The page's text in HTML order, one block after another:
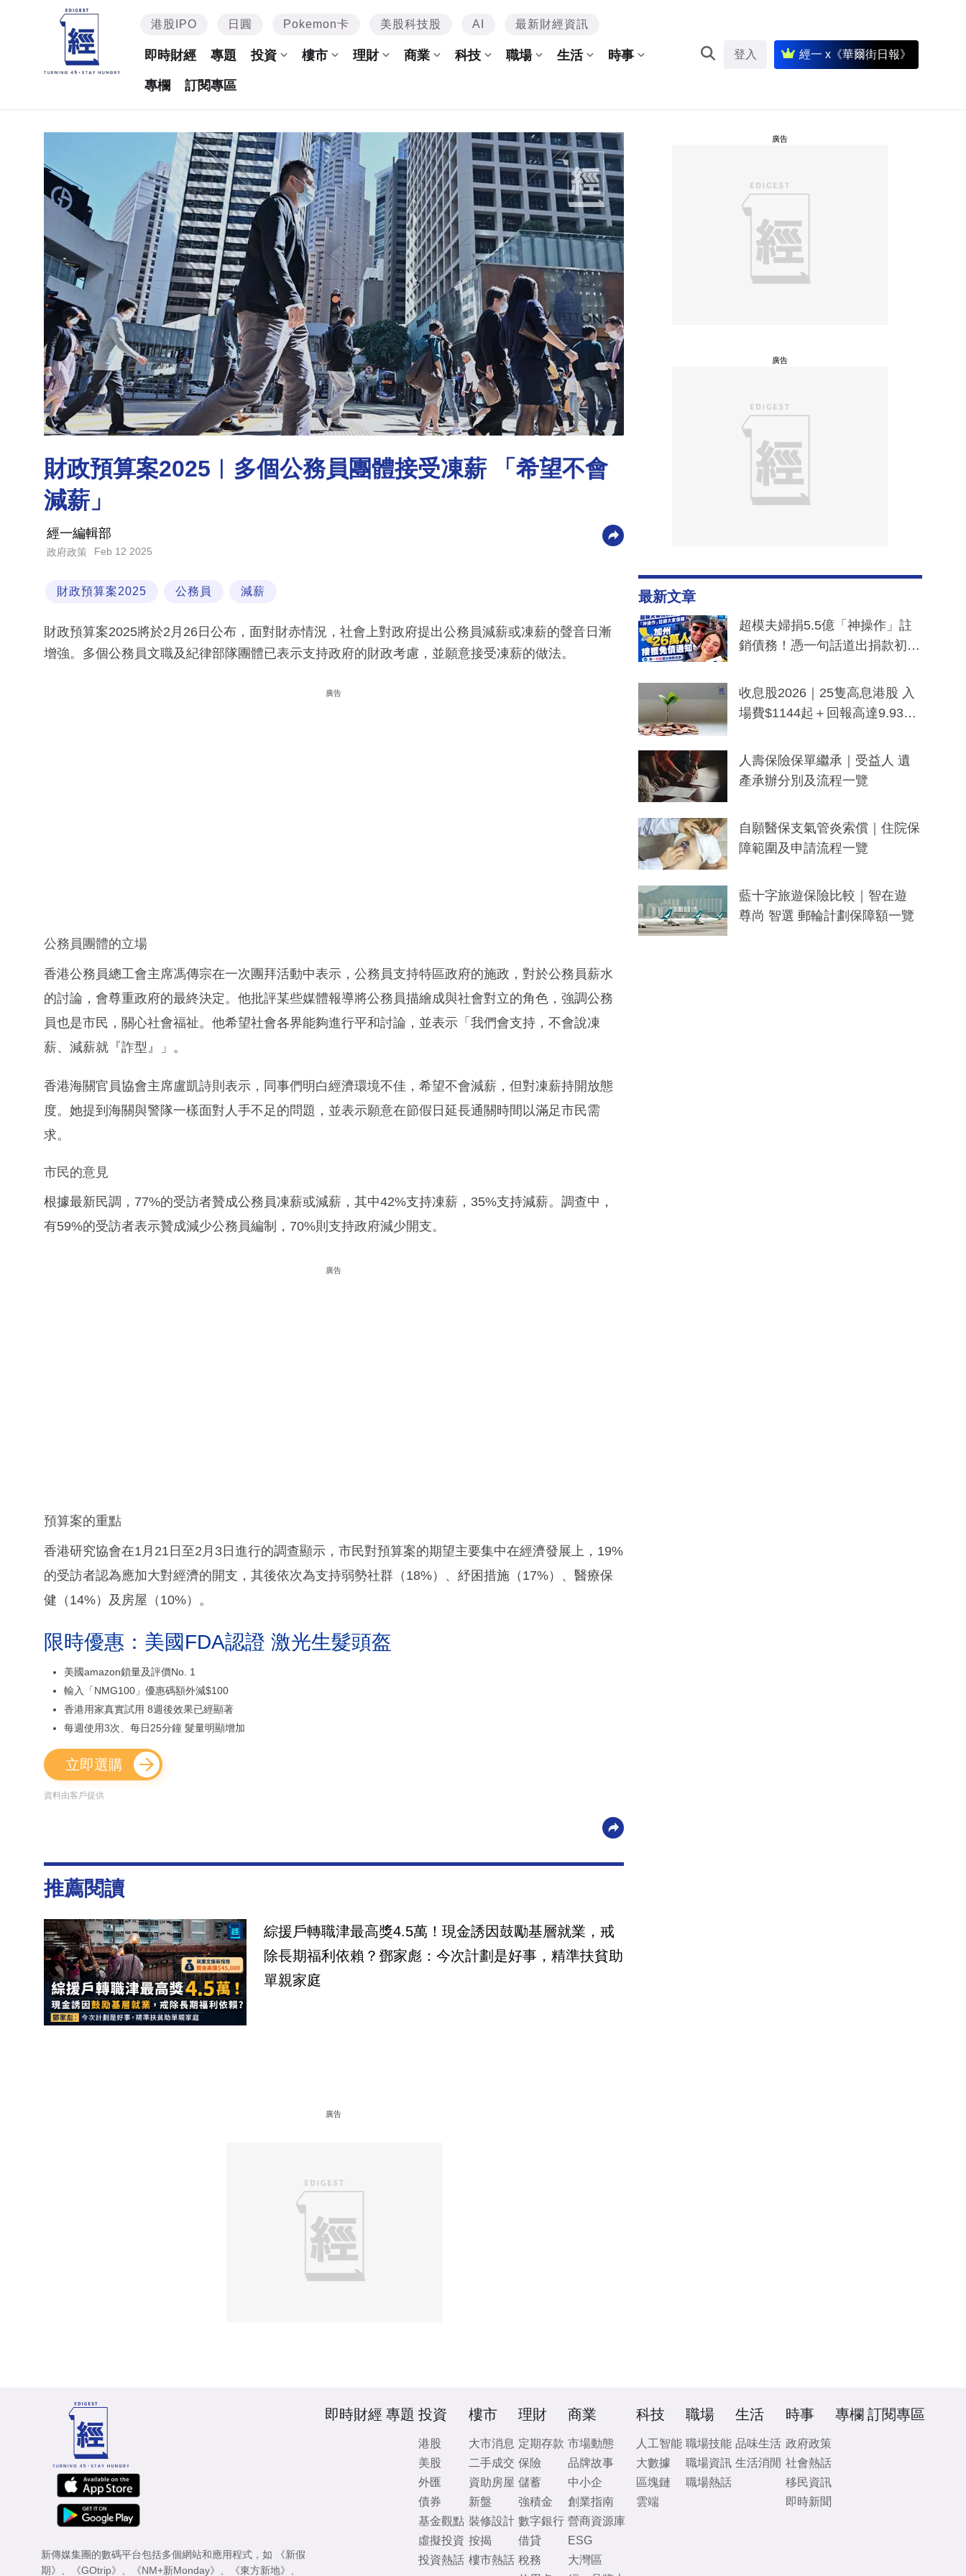
港股IPO 日圓 Pokemon卡 美股科技股 AI 最新財經資訊
即時財經 專題 投資 樓市 理財 商業 科技 職場 生活 時事
專欄 訂閱專區
登入 經一 x《華爾街日報》
財政預算案2025︳多個公務員團體接受凍薪 「希望不會
減薪」
經一編輯部
政府政策 Feb 12 2025
財政預算案2025 公務員 減薪
財政預算案2025將於2月26日公布，面對財赤情況，社會上對政府提出公務員減薪或凍薪的聲音日漸
增強。多個公務員文職及紀律部隊團體已表示支持政府的財政考慮，並願意接受凍薪的做法。
廣告
公務員團體的立場
香港公務員總工會主席馮傳宗在一次團拜活動中表示，公務員支持特區政府的施政，對於公務員薪水
的討論，會尊重政府的最終決定。他批評某些媒體報導將公務員描繪成與社會對立的角色，強調公務
員也是市民，關心社會福祉。他希望社會各界能夠進行平和討論，並表示「我們會支持，不會說凍
薪、減薪就『詐型』」。
香港海關官員協會主席盧凱詩則表示，同事們明白經濟環境不佳，希望不會減薪，但對凍薪持開放態
度。她提到海關與警隊一樣面對人手不足的問題，並表示願意在節假日延長通關時間以滿足市民需
求。
市民的意見
根據最新民調，77%的受訪者贊成公務員凍薪或減薪，其中42%支持凍薪，35%支持減薪。調查中，
有59%的受訪者表示贊成減少公務員編制，70%則支持政府減少開支。
廣告
預算案的重點
香港研究協會在1月21日至2月3日進行的調查顯示，市民對預算案的期望主要集中在經濟發展上，19%
的受訪者認為應加大對經濟的開支，其後依次為支持弱勢社群（18%）、紓困措施（17%）、醫療保
健（14%）及房屋（10%）。
限時優惠：美國FDA認證 激光生髮頭盔
美國amazon鎖量及評價No. 1
輸入「NMG100」優惠碼額外減$100
香港用家真實試用 8週後效果已經顯著
每週使用3次、每日25分鐘 髮量明顯增加
立即選購
資料由客戶提供
推薦閱讀
綜援戶轉職津最高獎4.5萬！現金誘因鼓勵基層就業，戒
除長期福利依賴？鄧家彪：今次計劃是好事，精準扶貧助
單親家庭
廣告
廣告
廣告
最新文章
超模夫婦捐5.5億「神操作」註
銷債務！憑一句話道出捐款初
一度被誤當詐騙手段
收息股2026｜25隻高息港股 入
場費$1144起＋回報高達9.93
人壽保險保單繼承｜受益人 遺
產承辦分別及流程一覽
自願醫保支氣管炎索償｜住院保
障範圍及申請流程一覽
藍十字旅遊保險比較｜智在遊
尊尚 智選 郵輪計劃保障額一覽
新傳媒集團的數碼平台包括多個網站和應用程式，如
《新假
期》
《GOtrip》 《NM+新Monday》 《東方新地》
即時財經 專題 投資
港股
美股
外匯
債券
基金觀點
虛擬投資
投資熱話
樓市
大市消息
二手成交
資助房屋
新盤
裝修設計
按揭
樓市熱話
理財
定期存款
保險
儲蓄
強積金
數字銀行
借貸
稅務
商業
市場動態
品牌故事
中小企
創業指南
營商資源庫
ESG
大灣區
科技
人工智能
大數據
區塊鏈
雲端
職場
職場技能
職場資訊
職場熱話
生活
品味生活
生活消閒
時事
政府政策
社會熱話
移民資訊
即時新聞
專欄 訂閱專區